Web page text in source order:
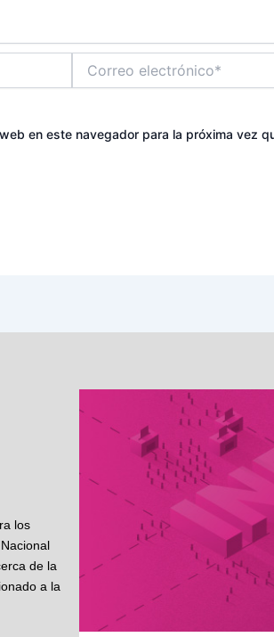
electrónico*
en este navegador para la próxima vez
los
de la
a la